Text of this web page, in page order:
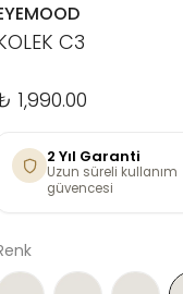
C3
1,990.00
2 Yıl Garanti
Uzun süreli kullanım
güvencesi